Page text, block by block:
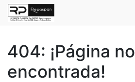
404: ¡Página no
encontrada!